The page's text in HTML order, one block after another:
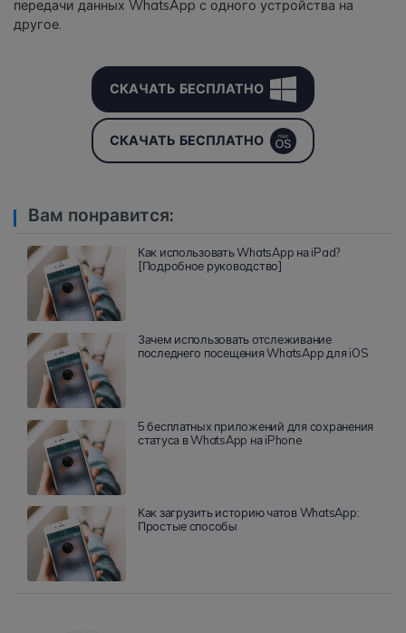
передачи данных WhatsApp с одного устройства на
другое.
СКАЧАТЬ БЕСПЛАТНО
СКАЧАТЬ БЕСПЛАТНО
Вам понравится:
Как использовать WhatsApp на iPad?
[Подробное руководство]
Зачем использовать отслеживание
последнего посещения WhatsApp для iOS
5 бесплатных приложений для сохранения
статуса в WhatsApp на iPhone
Как загрузить историю чатов WhatsApp:
Простые способы